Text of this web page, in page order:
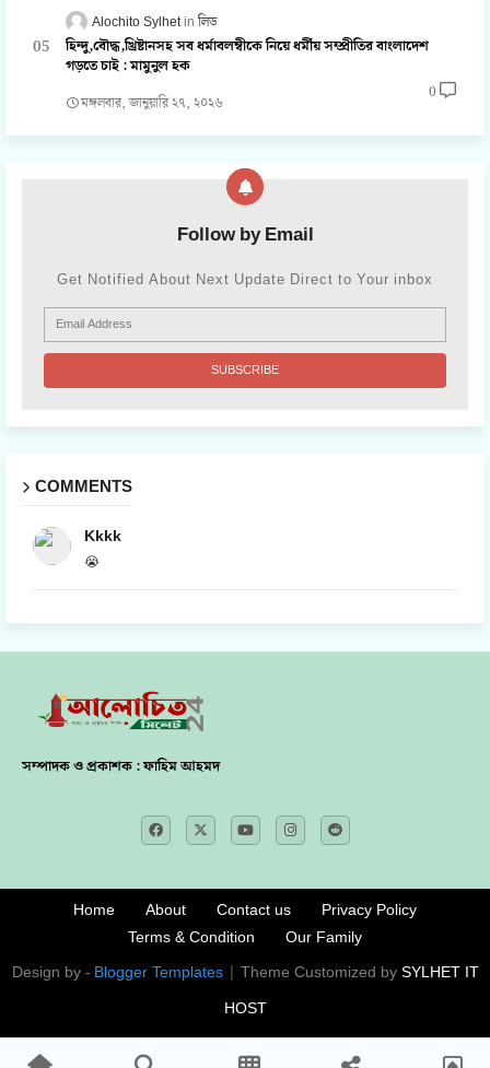
Alochito Sylhet লিড
হিন্দু,বৌদ্ধ,খ্রিষ্টানসহ সব ধর্মাবলম্বীকে নিয়ে ধর্মীয় সম্প্রীতির বাংলাদেশ
গড়তে চাই : মামুনুল হক
মঙ্গলবার, জানুয়ারি ২৭, ২০২৬
0
Follow by Email
Get Notified About Next Update Direct to Your inbox
COMMENTS
Kkkk
😭
সম্পাদক ও প্রকাশক : ফাহিম আহমদ
Home About Contact us
Privacy Policy
Terms & Condition
Our Family
Design by - Blogger Templates | Theme Customized bySYLHET IT
HOST